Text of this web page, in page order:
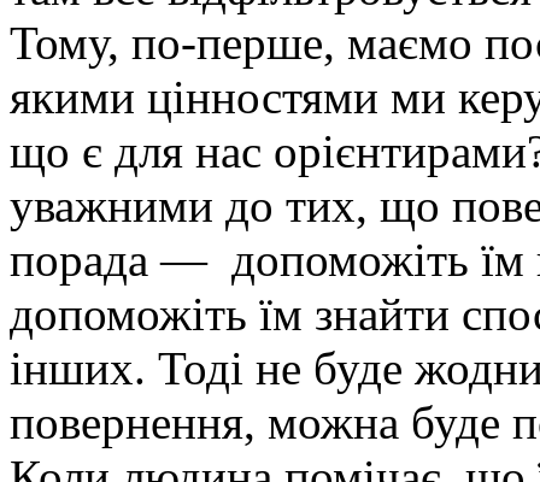
Тому, по-перше, маємо
якими цінностями ми
що є для нас
уважними до тих, що
порада — допоможіть їм
допоможіть їм знайти
інших. Тоді не буде
повернення, можна буде